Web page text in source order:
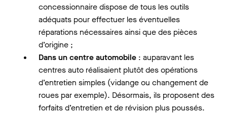
concessionnaire dispose de tous les outils
adéquats pour effectuer les éventuelles
réparations nécessaires ainsi que des pièces
d’origine ;
Dans un centre automobile : auparavant les
centres auto réalisaient plutôt des opérations
d’entretien simples (vidange ou changement de
roues par exemple). Désormais, ils proposent des
forfaits d’entretien et de révision plus poussés.